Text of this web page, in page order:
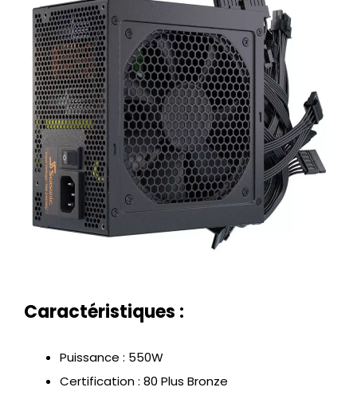
Caractéristiques :
Puissance : 550W
Certification : 80 Plus Bronze